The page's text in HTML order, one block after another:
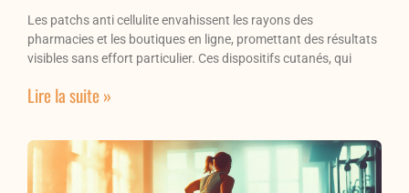
Les patchs anti cellulite envahissent les rayons des
pharmacies et les boutiques en ligne, promettant des résultats
visibles sans effort particulier. Ces dispositifs cutanés, qui
Lire la suite »